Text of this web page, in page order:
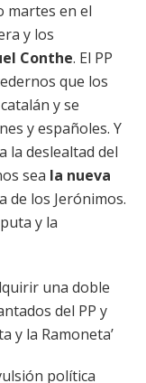
martes en el
y los
Conthe. El PP
que los
y se
y españoles. Y
la deslealtad del
sea la nueva
de los Jerónimos.
y la
una doble
del PP y
y la Ramoneta’
política